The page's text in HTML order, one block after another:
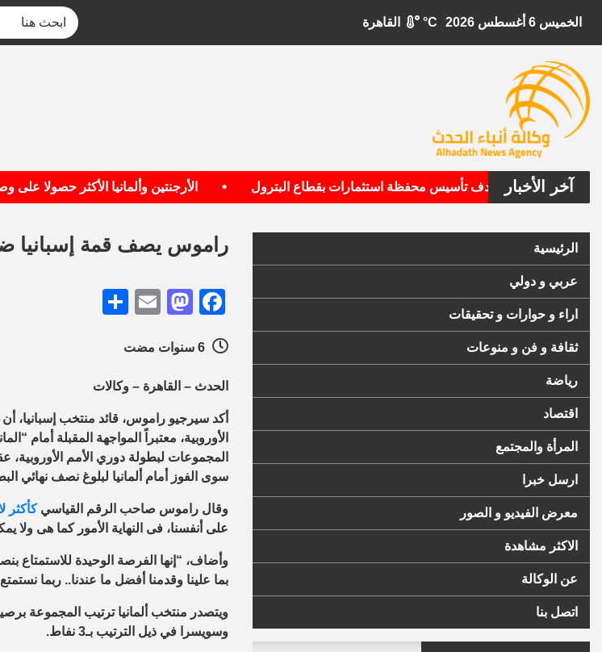
الخميس 6 أغسطس 2026 °C
آخر الأخبار
الأمريكية تستهدف تأسيس محفظة استثمارات بقطاع البترول الأرجنتين وألمانيا الأكثر حصولا على
الرئيسية
عربي و دولي
اراء و حوارات و تحقيقات
ثقافة و فن و منوعات
رياضة
اقتصاد
المرأة والمجتمع
ارسل خبرا
معرض الفيديو و الصور
الاكثر مشاهدة
عن الوكالة
اتصل بنا
راموس يصف قمة إسبانيا ضد
Facebook
Mastodon
Email
الحدث – القاهرة – وكالات
أكد سيرجيو راموس، قائد منتخب إسبانيا،
الأوروبية، معتبراً المواجهة المقبلة أمام
المجموعات لبطولة دوري الأمم
سوى الفوز أمام ألمانيا لبلوغ نصف نهائي
وقال راموس صاحب الرقم القياسيكأكثر
على أنفسنا، فى النهاية الأمور كما هى ولا
وأضاف، “إنها الفرصة الوحيدة للاستمتاع
بما علينا وقدمنا أفضل ما عندنا.. ربما
وسويسرا في ذيل الترتيب بـ3 نفاط.